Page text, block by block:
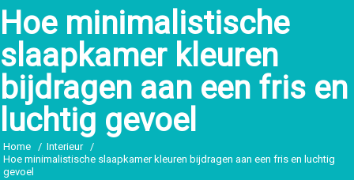
Hoe minimalistische
slaapkamer kleuren
bijdragen aan een fris en
luchtig gevoel
Home
Interieur
Hoe minimalistische slaapkamer kleuren bijdragen aan een fris en luchtig
gevoel